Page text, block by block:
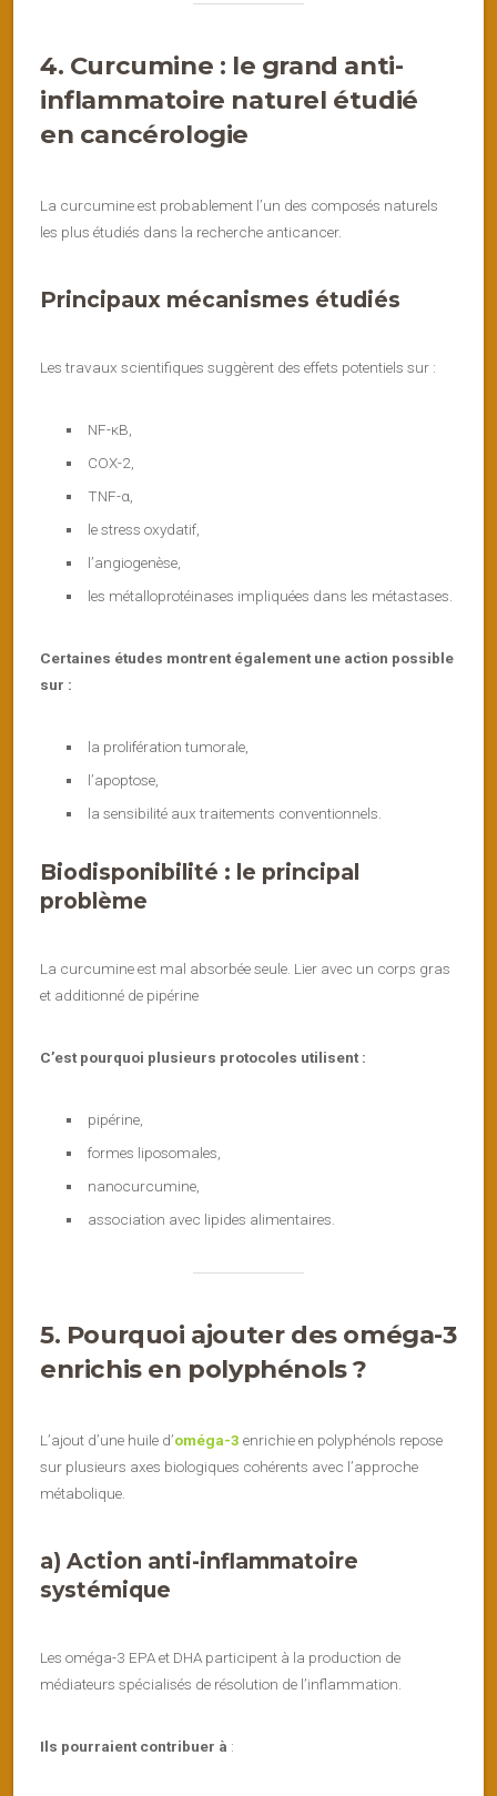
4. Curcumine : le grand anti-
inflammatoire naturel étudié
en cancérologie
La curcumine est probablement l’un des composés naturels
les plus étudiés dans la recherche anticancer.
Principaux mécanismes étudiés
Les travaux scientifiques suggèrent des effets potentiels sur :
NF-κB,
COX-2,
TNF-α,
le stress oxydatif,
l’angiogenèse,
les métalloprotéinases impliquées dans les métastases.
Certaines études montrent également une action possible
sur :
la prolifération tumorale,
l’apoptose,
la sensibilité aux traitements conventionnels.
Biodisponibilité : le principal
problème
La curcumine est mal absorbée seule. Lier avec un corps gras
et additionné de pipérine
C’est pourquoi plusieurs protocoles utilisent :
pipérine,
formes liposomales,
nanocurcumine,
association avec lipides alimentaires.
5. Pourquoi ajouter des oméga-3
enrichis en polyphénols ?
L’ajout d’une huile d’oméga-3 enrichie en polyphénols repose
sur plusieurs axes biologiques cohérents avec l’approche
métabolique.
a) Action anti-inflammatoire
systémique
Les oméga-3 EPA et DHA participent à la production de
médiateurs spécialisés de résolution de l’inflammation.
Ils pourraient contribuer à :